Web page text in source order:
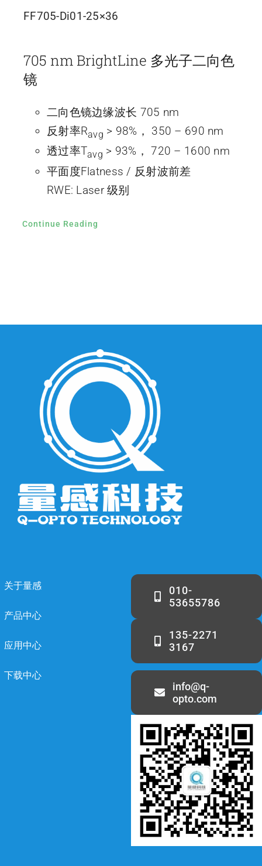
FF705-Di01-25×36
705 nm BrightLine 多光子二向色
镜
二向色镜边缘波长 705 nm
反射率Ravg > 98%， 350 – 690 nm
透过率Tavg > 93%， 720 – 1600 nm
平面度Flatness / 反射波前差
RWE: Laser 级别
Continue Reading
关于量感
产品中心
应用中心
下载中心
010-
53655786
135-2271
3167
info@q-
opto.com